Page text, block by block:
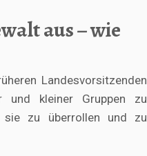
aus – wie
Landesvorsitzenden
und kleiner Gruppen zu
sie zu überrollen und zu